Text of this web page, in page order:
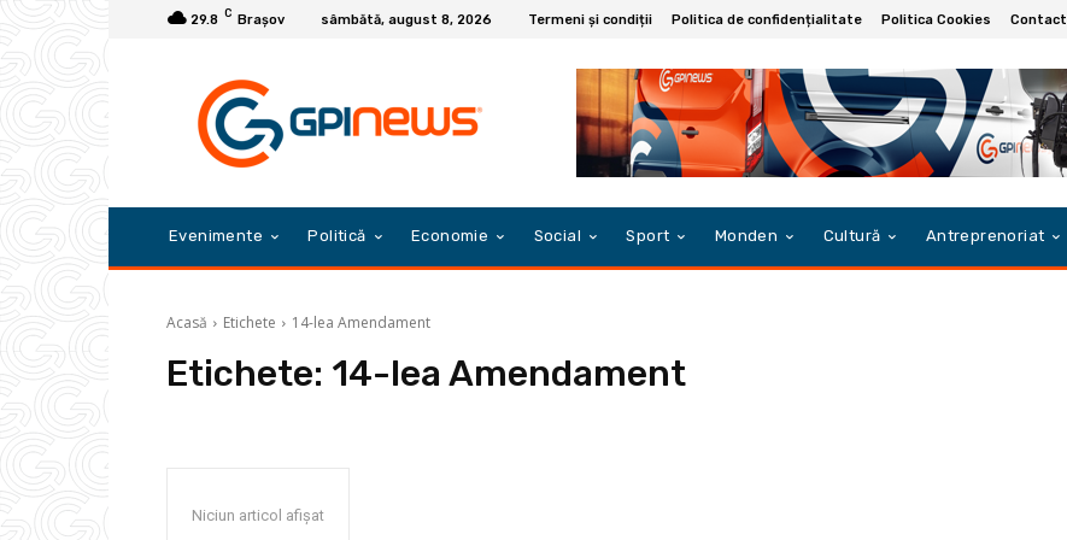
29.8 C Braşov sâmbătă, august 8, 2026 Termeni și condiții Politica de confidențialitate Politica Cookies Contact
Evenimente Politică Economie Social Sport Monden Cultură Antreprenoriat
Acasă Etichete 14-lea Amendament
Etichete: 14-lea Amendament
Niciun articol afișat